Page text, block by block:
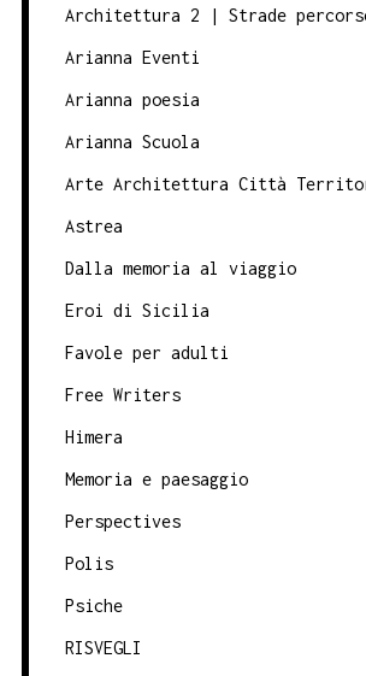
Architettura 2 | Strade
Arianna Eventi
Arianna poesia
Arianna Scuola
Arte Architettura Città
Astrea
Dalla memoria al viaggio
Eroi di Sicilia
Favole per adulti
Free Writers
Himera
Memoria e paesaggio
Perspectives
Polis
Psiche
RISVEGLI